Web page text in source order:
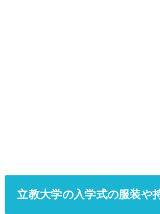
立教大学の入学式の服装や